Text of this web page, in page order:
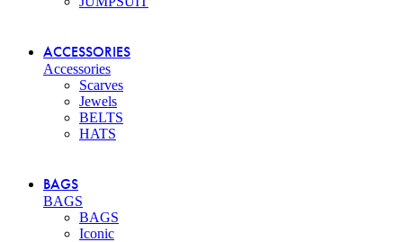
ACCESSORIES
Accessories
Scarves
Jewels
BELTS
HATS
BAGS
BAGS
BAGS
Iconic